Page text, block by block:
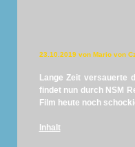
23.10.2019 von Mario von
Lange Zeit versauerte
findet nun durch NSM
Film heute noch
Inhalt